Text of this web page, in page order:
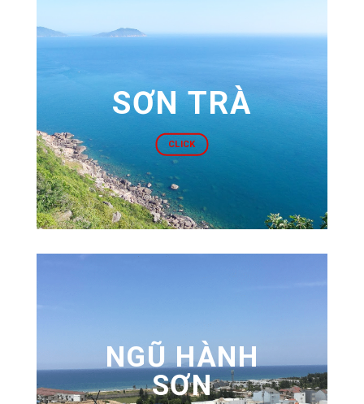
SƠN TRÀ
CLICK
NGŨ HÀNH
SƠN